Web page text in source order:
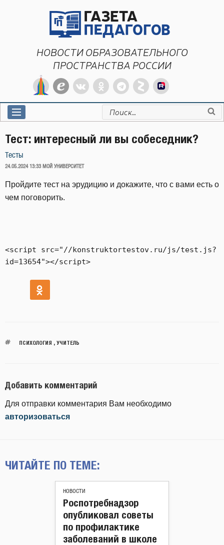
НОВОСТИ ОБРАЗОВАТЕЛЬНОГО
ПРОСТРАНСТВА РОССИИ
Искать:
Тест: интересный ли вы собеседник?
Тесты
ОПУБЛИКОВАНО
24.05.2024 13:33 МОЙ УНИВЕРСИТЕТ
Пройдите тест на эрудицию и докажите, что с вами есть о
чем поговорить.
<script src="//konstruktortestov.ru/js/test.js?
ПСИХОЛОГИЯ , УЧИТЕЛЬ
Добавить комментарий
Для отправки комментария Вам необходимо
авторизоваться
ЧИТАЙТЕ ПО ТЕМЕ:
НОВОСТИ
Роспотребнадзор
опубликовал советы
по профилактике
заболеваний в школе